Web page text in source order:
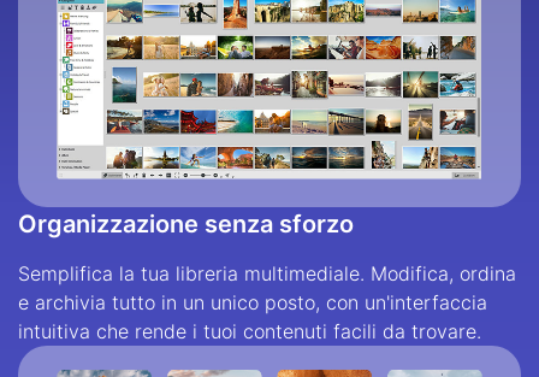
Organizzazione senza sforzo
Semplifica la tua libreria multimediale. Modifica, ordina
e archivia tutto in un unico posto, con un'interfaccia
intuitiva che rende i tuoi contenuti facili da trovare.